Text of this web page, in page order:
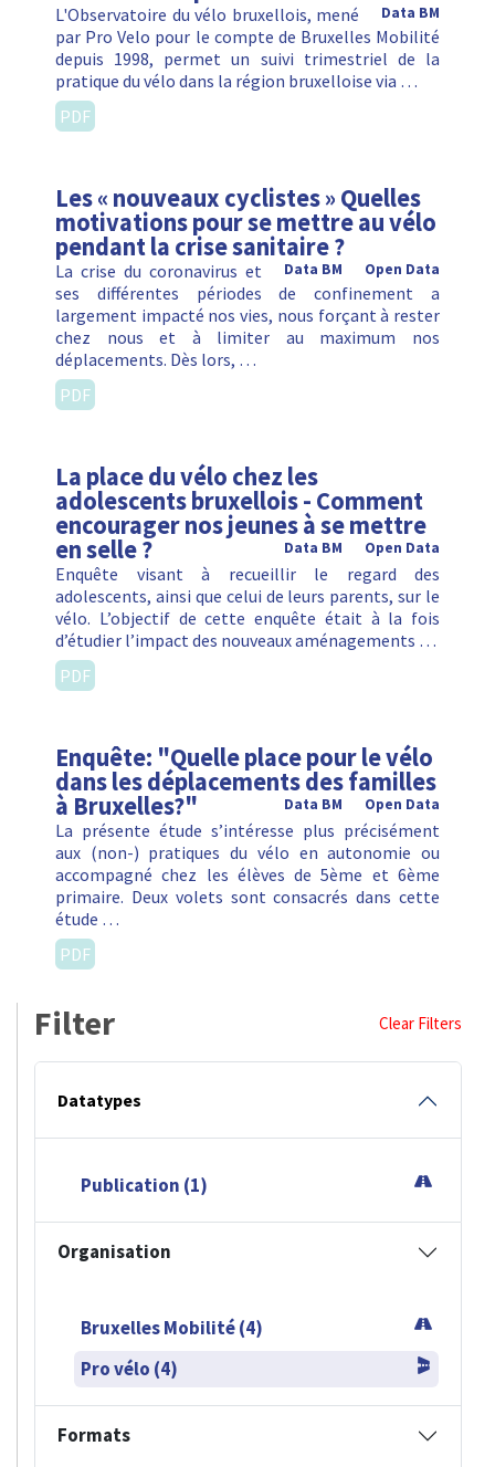
Data BM
L'Observatoire du vélo bruxellois, mené
par Pro Velo pour le compte de Bruxelles Mobilité
depuis 1998, permet un suivi trimestriel de la
pratique du vélo dans la région bruxelloise via …
PDF
Les « nouveaux cyclistes » Quelles
motivations pour se mettre au vélo
pendant la crise sanitaire ?
Open Data
Data BM
La crise du coronavirus et
ses différentes périodes de confinement a
largement impacté nos vies, nous forçant à rester
chez nous et à limiter au maximum nos
déplacements. Dès lors, …
PDF
La place du vélo chez les
adolescents bruxellois - Comment
encourager nos jeunes à se mettre
en selle ? Open Data
Data BM
Enquête visant à recueillir le regard des
adolescents, ainsi que celui de leurs parents, sur le
vélo. L’objectif de cette enquête était à la fois
d’étudier l’impact des nouveaux aménagements …
PDF
Enquête: "Quelle place pour le vélo
dans les déplacements des familles
à Bruxelles?" Open Data
Data BM
La présente étude s’intéresse plus précisément
aux (non-) pratiques du vélo en autonomie ou
accompagné chez les élèves de 5ème et 6ème
primaire. Deux volets sont consacrés dans cette
étude …
PDF
Filter Clear Filters
Datatypes
Publication (1)
Organisation
Bruxelles Mobilité (4)
Pro vélo (4)
Formats